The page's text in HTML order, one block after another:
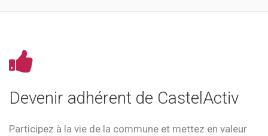
Devenir adhérent de CastelActiv
Participez à la vie de la commune et mettez en valeur